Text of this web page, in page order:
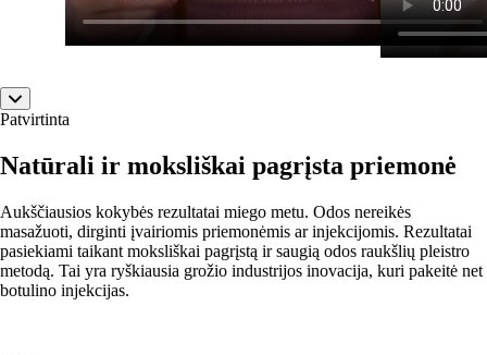
Patvirtinta
Natūrali ir moksliškai pagrįsta priemonė
Aukščiausios kokybės rezultatai miego metu. Odos nereikės
masažuoti, dirginti įvairiomis priemonėmis ar injekcijomis. Rezultatai
pasiekiami taikant moksliškai pagrįstą ir saugią odos raukšlių pleistro
metodą. Tai yra ryškiausia grožio industrijos inovacija, kuri pakeitė net
botulino injekcijas.